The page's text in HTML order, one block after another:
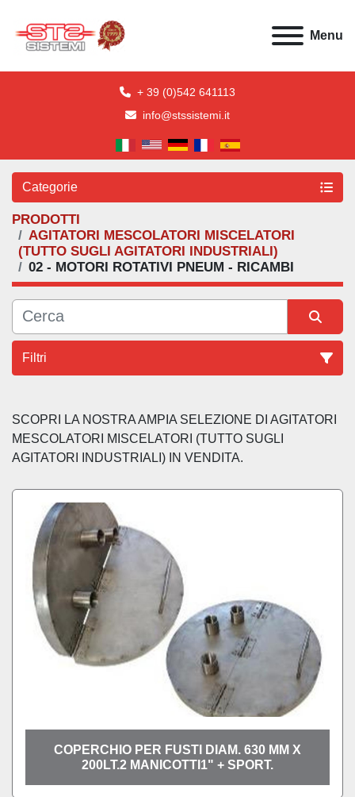
Menu
+ 39 (0)542 641113
info@stssistemi.it
Categorie
PRODOTTI
AGITATORI MESCOLATORI MISCELATORI
(TUTTO SUGLI AGITATORI INDUSTRIALI)
02 - MOTORI ROTATIVI PNEUM - RICAMBI
Filtri
SCOPRI LA NOSTRA AMPIA SELEZIONE DI AGITATORI
MESCOLATORI MISCELATORI (TUTTO SUGLI
AGITATORI INDUSTRIALI) IN VENDITA.
COPERCHIO PER FUSTI DIAM. 630 MM X
200LT.2 MANICOTTI1" + SPORT.